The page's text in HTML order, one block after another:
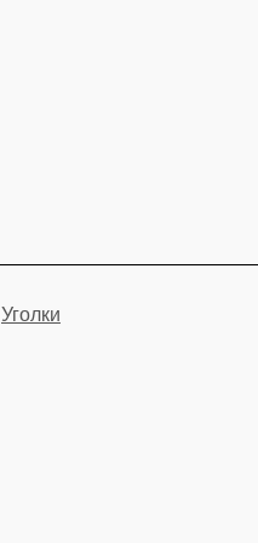
Уголки